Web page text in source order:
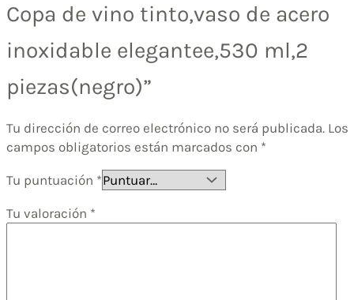
Copa de vino tinto,vaso de acero
inoxidable elegantee,530 ml,2
piezas(negro)”
Tu dirección de correo electrónico no será publicada. Los
campos obligatorios están marcados con *
Tu puntuación *
Tu valoración *